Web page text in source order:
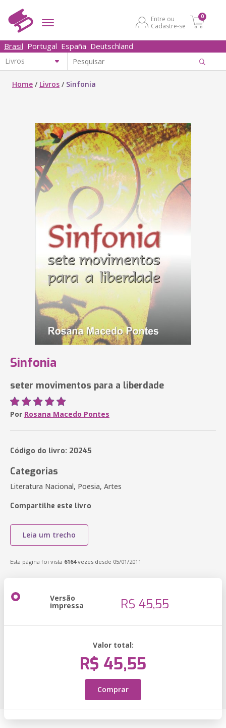
Entre ou
Cadastre-se
0
Brasil Portugal España Deutschland
Home / Livros / Sinfonia
Sinfonia
seter movimentos para a liberdade
Por Rosana Macedo Pontes
Código do livro: 20245
Categorias
Literatura Nacional, Poesia, Artes
Compartilhe este livro
Leia um trecho
Esta página foi vista 6164vezes desde 05/01/2011
Versão
impressa R$ 45,55
Valor total:
R$ 45,55
Comprar